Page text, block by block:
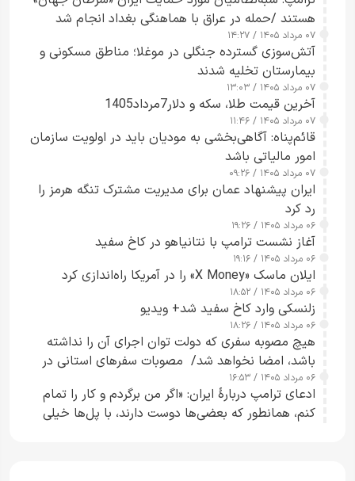
هستند /حمله در عراق با هماهنگی بغداد انجام شد
۰۷ مرداد ۱۴۰۵ / ۱۴:۲۷
آتش‌سوزی گسترده جنگلی در موغلا؛ مناطق مسکونی و
بیمارستان تخلیه شدند
۰۷ مرداد ۱۴۰۵ / ۱۳:۰۳
آخرین قیمت طلا، سکه و دلار7مرداد1405
۰۷ مرداد ۱۴۰۵ / ۱۱:۴۶
قائم‌پناه: آگاهی‌بخشی به مودیان باید در اولویت سازمان
امور مالیاتی باشد
۰۷ مرداد ۱۴۰۵ / ۰۹:۲۶
ایران پیشنهاد عمان برای مدیریت مشترک تنگه هرمز را
رد کرد
۰۶ مرداد ۱۴۰۵ / ۱۹:۲۶
آغاز نشست ترامپ با نتانیاهو در کاخ سفید
۰۶ مرداد ۱۴۰۵ / ۱۹:۱۶
ایلان ماسک «X Money» را در آمریکا راه‌اندازی کرد
۰۶ مرداد ۱۴۰۵ / ۱۸:۵۲
زلنسکی وارد کاخ سفید شد+ ویدیو
۰۶ مرداد ۱۴۰۵ / ۱۸:۲۶
هیچ مصوبه سفری که دولت توان اجرای آن را نداشته
باشد، امضا نخواهد شد/ مصوبات سفرهای استانی در
چارچوب قانون بودجه است+ عکس
۰۶ مرداد ۱۴۰۵ / ۱۶:۵۳
ادعای ترامپ دربارهٔ ایران: «اگر من برگردم و کار را تمام
کنم، همانطور که بعضی‌ها دوست دارند، با پل‌ها خیلی